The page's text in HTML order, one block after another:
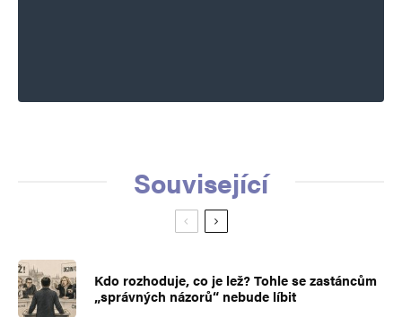
Související
Kdo rozhoduje, co je lež? Tohle se zastáncům
„správných názorů“ nebude líbit